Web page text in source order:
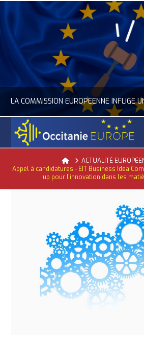
DE L'UNION EUROPÉENNE, ACTUALITÉ DE LA REPRÉSENTATION D’OCCITANIE EUROPE,
HomeACTUALITÉ
Appel à candidatures - EIT Business Idea
up pour l'innovation dans les